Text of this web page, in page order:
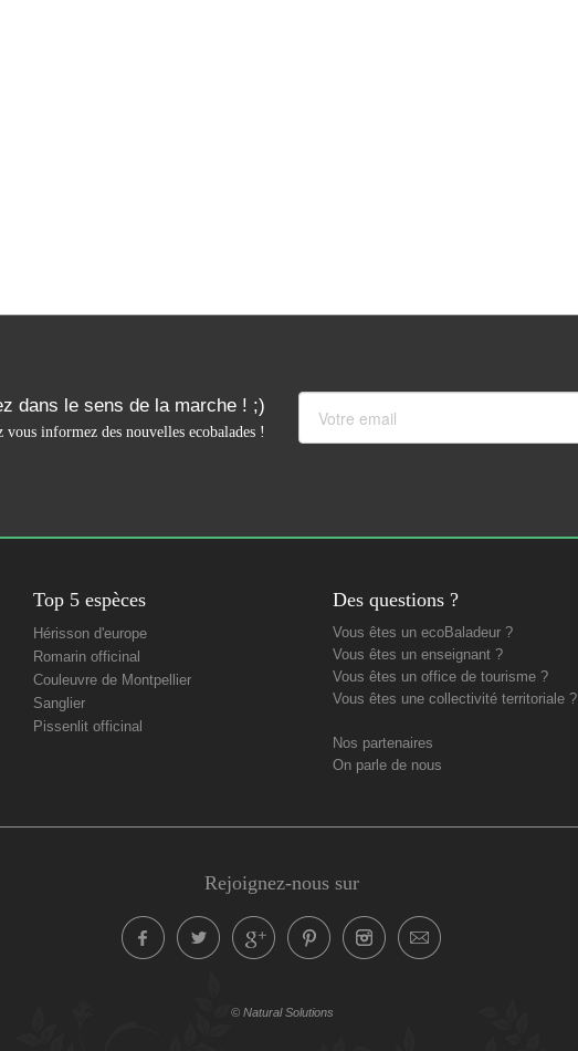
dans le sens de la marche ! ;)
vous informez des nouvelles ecobalades !
Top 5 espèces
Hérisson d'europe
Romarin officinal
Couleuvre de Montpellier
Sanglier
Pissenlit officinal
Des questions ?
Vous êtes un ecoBaladeur ?
Vous êtes un enseignant ?
Vous êtes un office de tourisme ?
Vous êtes une collectivité territoriale ?
Nos partenaires
On parle de nous
Rejoignez-nous sur
© Natural Solutions